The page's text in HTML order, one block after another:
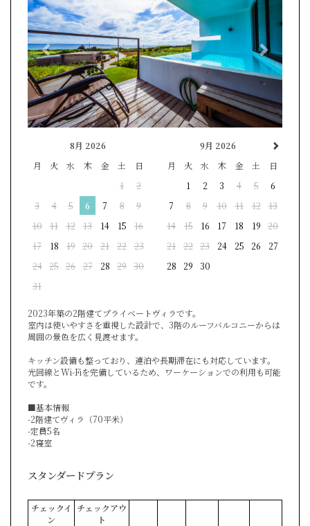
8月 2026
月
火 水 木 金 土
日
1
2
3
4 5 6 7 8
9
10
11 12 13 14 15
16
17
18 19 20 21 22
23
24
25 26 27 28 29 30
31
9月 2026
月
火 水 木 金 土
日
1
2 3 4 5
6
7
8 9 10 11 12
13
14
15 16 17 18 19
20
21
22 23 24 25 26
27
28
29 30
2023年築の2階建てプライベートヴィラです。
室内は使いやすさを重視した設計で、3階のルーフバルコニーからは
周囲の景色を広く見渡せます。
キッチン設備も整っており、連泊や長期滞在にも対応しています。
光回線とWi-Fiを完備しているため、ワーケーションでの利用も可能
です。
■基本情報
-2階建てヴィラ（70平米）
-定員5名
-2寝室
スタンダードプラン
チェックイ
ン
チェックアウ
ト